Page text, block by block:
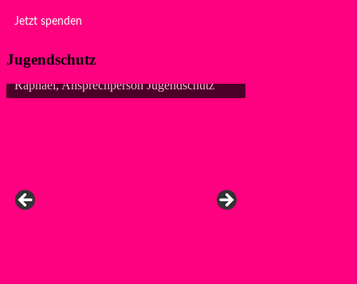
Jetzt spenden
Jugendschutz
Ansprechperson Jugendschutz